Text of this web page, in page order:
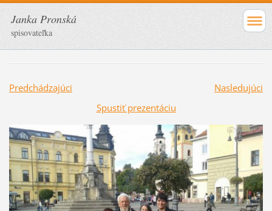
Janka Pronská
spisovateľka
Predchádzajúci
Nasledujúci
Spustiť prezentáciu